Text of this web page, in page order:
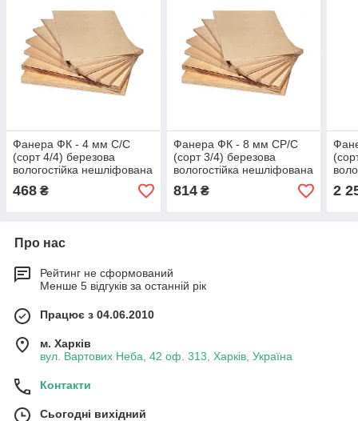
Фанера ФК - 4 мм С/С
(сорт 4/4) березова
вологостійка нешліфована
468 ₴
Фанера ФК - 8 мм СР/С
(сорт 3/4) березова
вологостійка нешліфована
814₴ 2
Про нас
Рейтинг не сформований
Менше 5 відгуків за останній рік
Працює з 04.06.2010
м. Харків
вул. Вартових Неба, 42 оф. 313, Харків, Україна
Контакти
Сьогодні вихідний